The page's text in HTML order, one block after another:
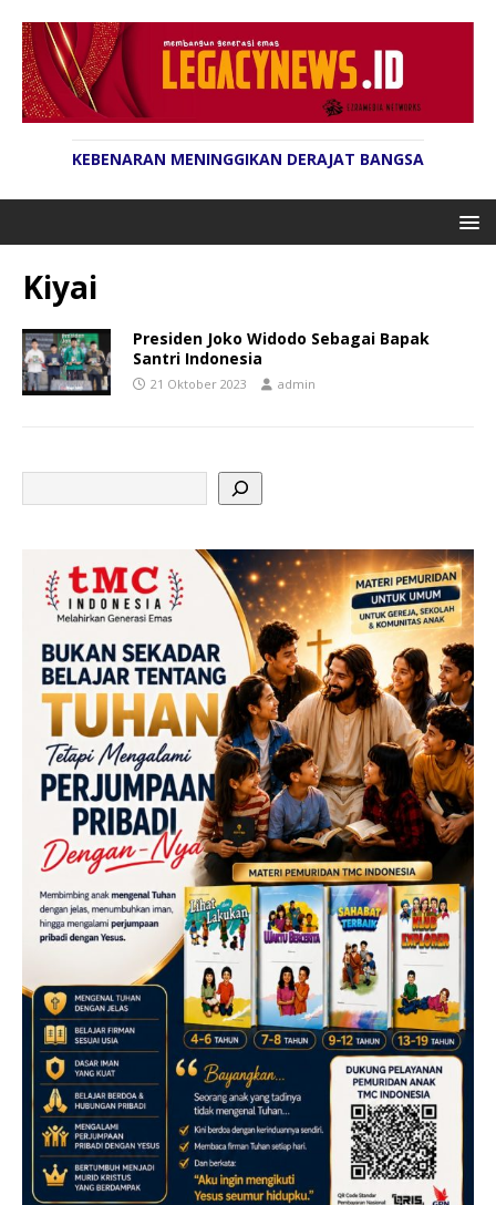
KEBENARAN MENINGGIKAN DERAJAT BANGSA
Kiyai
Presiden Joko Widodo Sebagai Bapak
Santri Indonesia
21 Oktober 2023 admin